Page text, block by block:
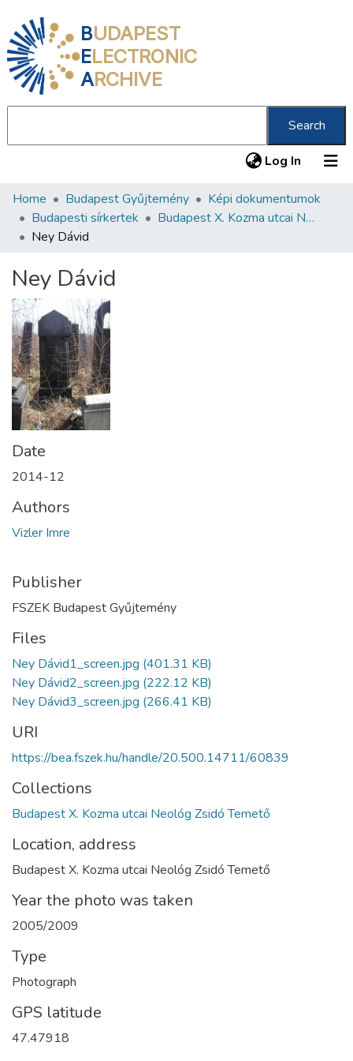
BUDAPEST
ELECTRONIC
ARCHIVE
Search
Log In (current)
Communities & Collections
All of DSpace
About us
Home Budapest Gyűjtemény
Képi dokumentumok
Budapesti sírkertek
Budapest X. Kozma utcai Neológ Zsidó Temető
Ney Dávid
Ney Dávid
Date
2014-12
Authors
Vizler Imre
Publisher
FSZEK Budapest Gyűjtemény
Files
Ney Dávid1_screen.jpg (401.31 KB)
Ney Dávid2_screen.jpg (222.12 KB)
Ney Dávid3_screen.jpg (266.41 KB)
URI
https://bea.fszek.hu/handle/20.500.14711/60839
Collections
Budapest X. Kozma utcai Neológ Zsidó Temető
Location, address
Budapest X. Kozma utcai Neológ Zsidó Temető
Year the photo was taken
2005/2009
Type
Photograph
GPS latitude
47.47918